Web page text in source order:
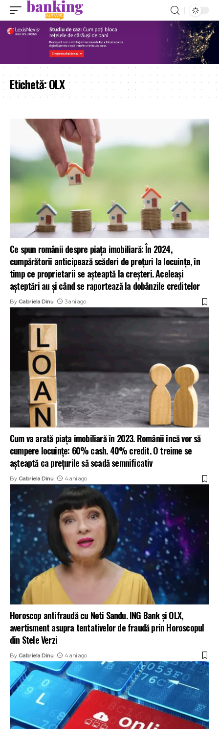
Etichetă:OLX
Ce spun românii despre piața imobiliară: În 2024,
cumpărătorii anticipează scăderi de prețuri la locuințe, în
timp ce proprietarii se așteaptă la creșteri. Aceleași
așteptări au și când se raportează la dobânzile creditelor
By Gabriela Dinu 3 ani ago
Cum va arată piața imobiliară în 2023. Românii încă vor să
cumpere locuințe: 60% cash. 40% credit. O treime se
așteaptă ca prețurile să scadă semnificativ
By Gabriela Dinu 4 ani ago
Horoscop antifraudă cu Neti Sandu. ING Bank și OLX,
avertisment asupra tentativelor de fraudă prin Horoscopul
din Stele Verzi
By Gabriela Dinu 4 ani ago